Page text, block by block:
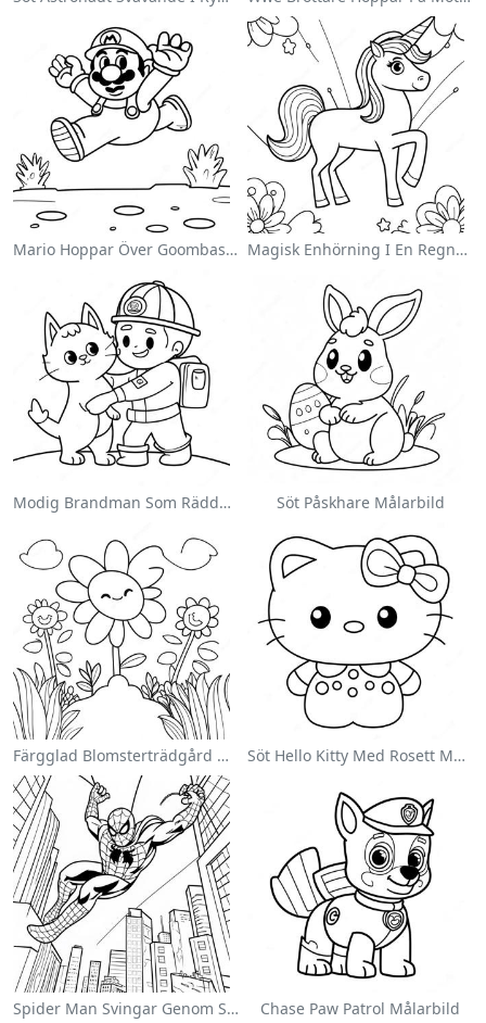
Mario Hoppar Över Goombas Målarbild Magisk Enhörning I En Regnbåge Målarbild
Modig Brandman Som Räddar En Katt Målarbild Söt Påskhare Målarbild
Färgglad Blomsterträdgård Målarbild Söt Hello Kitty Med Rosett Målarbild
Spider Man Svingar Genom Staden Målarbild Chase Paw Patrol Målarbild